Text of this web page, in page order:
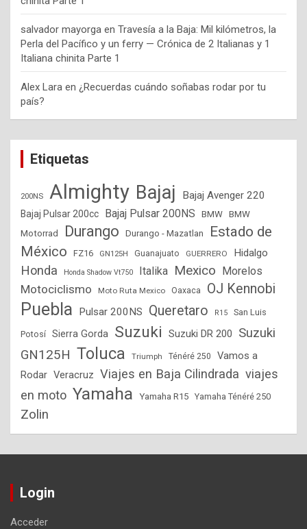
salvador mayorga en Travesía a la Baja: Mil kilómetros, la
Perla del Pacífico y un ferry — Crónica de 2 Italianas y 1
Italiana chinita Parte 1
Alex Lara en ¿Recuerdas cuándo soñabas rodar por tu
país?
Etiquetas
200NS Almighty Bajaj Bajaj Avenger 220
Bajaj Pulsar 200cc Bajaj Pulsar 200NS BMW BMW
Motorrad
Durango Durango - Mazatlan
Estado de
México
FZ16 GN125H Guanajuato GUERRERO Hidalgo
Honda Honda Shadow Vt750 Italika Mexico Morelos
Motociclismo Moto Ruta Mexico Oaxaca OJ Kennobi
Puebla Pulsar 200NS Queretaro R15 San Luis
Potosí Sierra Gorda Suzuki Suzuki DR 200
Suzuki
GN125H Toluca Triumph Ténéré 250
Vamos a
Rodar Veracruz Viajes en Baja Cilindrada viajes
en moto Yamaha Yamaha R15 Yamaha Ténéré 250
Zolin
Login
Acceder